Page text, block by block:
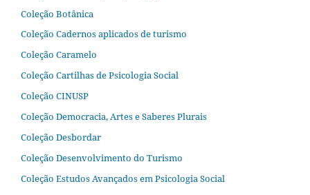
Coleção Botânica
Coleção Cadernos aplicados de turismo
Coleção Caramelo
Coleção Cartilhas de Psicologia Social
Coleção CINUSP
Coleção Democracia, Artes e Saberes Plurais
Coleção Desbordar
Coleção Desenvolvimento do Turismo
Coleção Estudos Avançados em Psicologia Social